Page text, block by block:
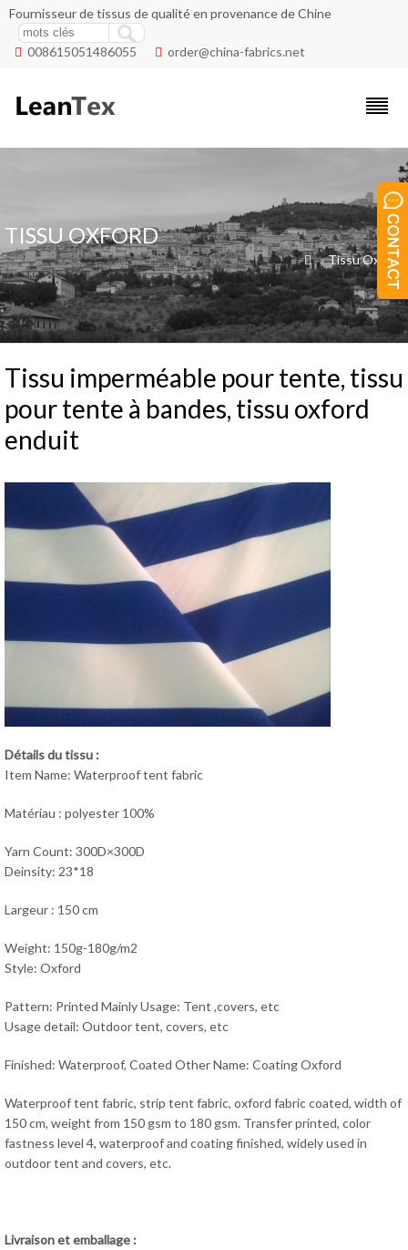
Fournisseur de tissus de qualité en provenance de Chine
 008615051486055  order@china-fabrics.net
TISSU OXFORD
 »Tissu Oxford
Tissu imperméable pour tente, tissu
pour tente à bandes, tissu oxford
enduit
Détails du tissu :
Item Name: Waterproof tent fabric
Matériau : polyester 100%
Yarn Count: 300D×300D
Deinsity: 23*18
Largeur : 150 cm
Weight: 150g-180g/m2
Style: Oxford
Pattern: Printed Mainly Usage: Tent ,covers, etc
Usage detail: Outdoor tent, covers, etc
Finished: Waterproof, Coated Other Name: Coating Oxford
Waterproof tent fabric, strip tent fabric, oxford fabric coated, width of
150 cm, weight from 150 gsm to 180 gsm. Transfer printed, color
fastness level 4, waterproof and coating finished, widely used in
outdoor tent and covers, etc.
Livraison et emballage :